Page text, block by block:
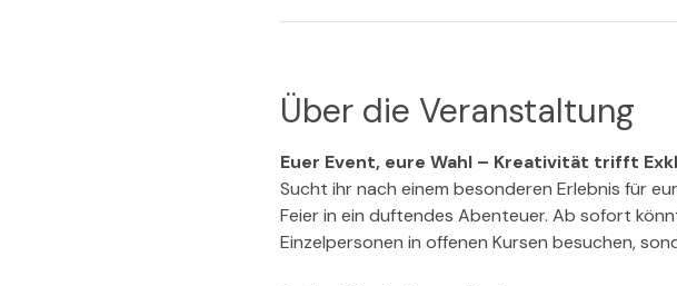
Über die Veranstaltung
Euer Event, eure Wahl – Kreativität trifft
Sucht ihr nach einem besonderen Erlebnis für
Feier in ein duftendes Abenteuer. Ab sofort
Einzelpersonen in offenen Kursen besuchen,